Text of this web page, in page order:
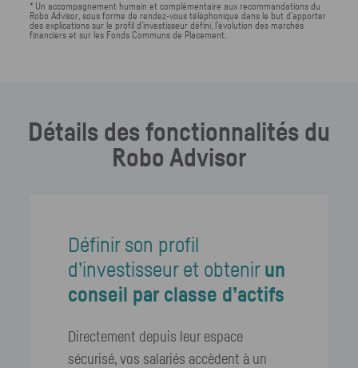
* Un accompagnement humain et complémentaire aux recommandations du
Robo Advisor, sous forme de rendez-vous téléphonique dans le but d’apporter
des explications sur le profil d’investisseur défini, l’évolution des marchés
financiers et sur les Fonds Communs de Placement.
Détails des fonctionnalités du
Robo Advisor
Définir son profil
d’investisseur et obtenir un
conseil par classe d’actifs
Directement depuis leur espace
sécurisé, vos salariés accèdent à un